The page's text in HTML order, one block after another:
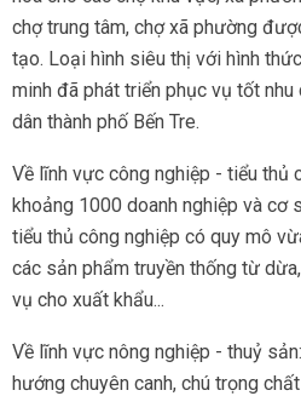
chợ trung tâm, chợ xã phường
tạo. Loại hình siêu thị với hình
minh đã phát triển phục vụ tốt
dân thành phố Bến Tre.
Về lĩnh vực công nghiệp - tiểu thủ
khoảng 1000 doanh nghiệp và cơ
tiểu thủ công nghiệp có quy mô
các sản phẩm truyền thống từ
vụ cho xuất khẩu...
Về lĩnh vực nông nghiệp - thuỷ
hướng chuyên canh, chú trọng